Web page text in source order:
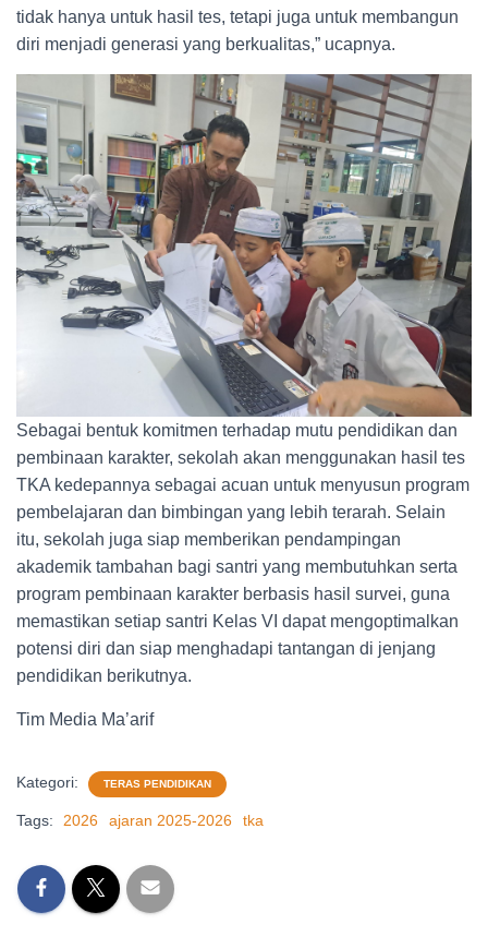
tidak hanya untuk hasil tes, tetapi juga untuk membangun
diri menjadi generasi yang berkualitas,” ucapnya.
Sebagai bentuk komitmen terhadap mutu pendidikan dan
pembinaan karakter, sekolah akan menggunakan hasil tes
TKA kedepannya sebagai acuan untuk menyusun program
pembelajaran dan bimbingan yang lebih terarah. Selain
itu, sekolah juga siap memberikan pendampingan
akademik tambahan bagi santri yang membutuhkan serta
program pembinaan karakter berbasis hasil survei, guna
memastikan setiap santri Kelas VI dapat mengoptimalkan
potensi diri dan siap menghadapi tantangan di jenjang
pendidikan berikutnya.
Tim Media Ma’arif
Kategori: TERAS PENDIDIKAN
Tags: 2026 ajaran 2025-2026 tka